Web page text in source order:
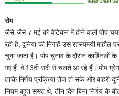
रोम
जैसे-जैसे 7 मई को वेटिकन में होने वाली पोप
रही है, दुनिया की निगाहें उस रहस्यमयी माहौल
चुना जाता है। पोप चुनाव के दौरान
गए हैं, वे 13वीं सदी से चलते आ रहे हैं। पोप
ताकि निर्णय प्रक्रिया तेज हो सके और बाहरी
नियम बहुत सख्त थे, तीन दिन बिना निर्णय के